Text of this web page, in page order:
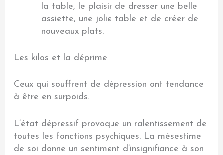
la table, le plaisir de dresser une belle
assiette, une jolie table et de créer de
nouveaux plats.
Les kilos et la déprime :
Ceux qui souffrent de dépression ont tendance
à être en surpoids.
L’état dépressif provoque un ralentissement de
toutes les fonctions psychiques. La mésestime
de soi donne un sentiment d’insignifiance à son